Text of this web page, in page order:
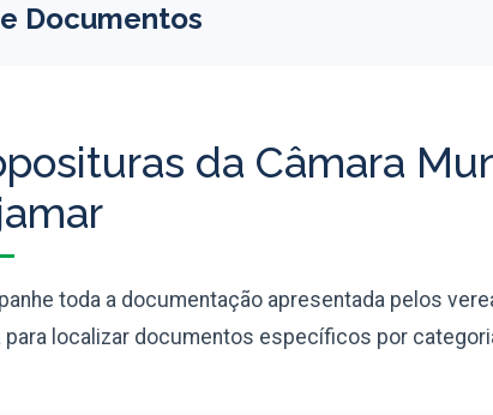
Documentos
da Câmara
toda a documentação apresentada pelos
para localizar documentos específicos por